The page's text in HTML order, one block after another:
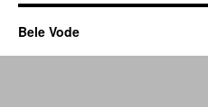
Bele Vode